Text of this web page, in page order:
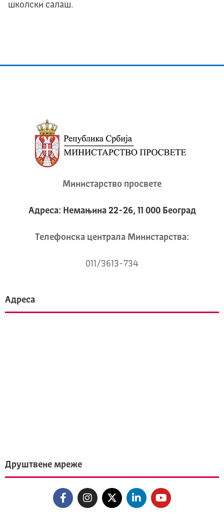
школски салаш.
Министарство просвете
Адреса: Немањина 22-26, 11 000 Београд
Телeфонска централа Mинистарства:
011/3613-734
Адреса
Друштвене мреже